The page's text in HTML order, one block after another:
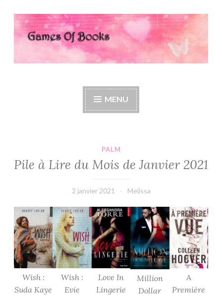
Accéder
au
contenu
Games Of Books
MENU
PALM
Pile à Lire du Mois de Janvier 2021
2 janvier 2021 Melissa
Wish :
Suda Kaye
Wish :
Evie
Love In
Lingerie
Million
Dollar
A
Première